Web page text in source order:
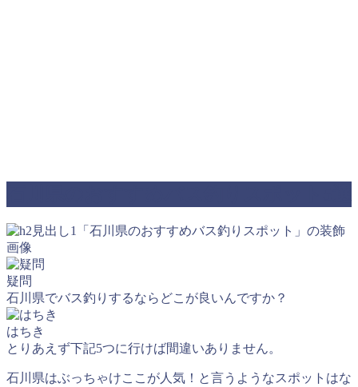
疑問
石川県でバス釣りするならどこが良いんですか？
はちき
とりあえず下記5つに行けば間違いありません。
石川県はぶっちゃけここが人気！と言うようなスポットはな